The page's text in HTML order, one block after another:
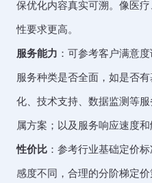
保优化内容真实可溯。像医
性要求更高。
服务能力 ：可参考客户满意
服务种类是否全面，如是否
化、技术支持、数据监测等
属方案；以及服务响应速度和
性价比 ：参考行业基础定价
感度不同，合理的分阶梯定